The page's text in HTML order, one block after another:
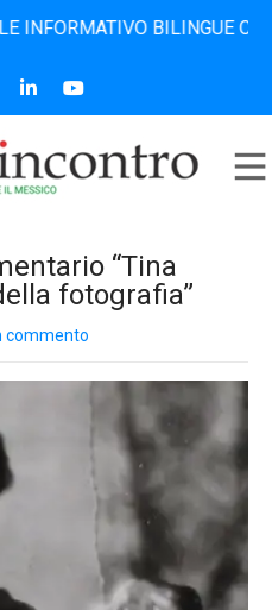
BILINGUE CHE
“Tina
fotografia”
commento